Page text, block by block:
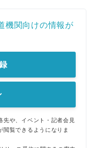
機関向けの情報が
先や、イベント・記者会見
閲覧できるようになりま